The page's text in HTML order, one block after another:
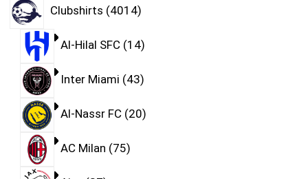
Clubshirts 4014
Al-Hilal SFC 14
Inter Miami 43
Al-Nassr FC 20
AC Milan 75